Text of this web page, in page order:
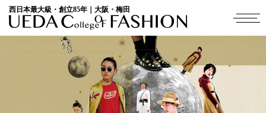
西日本最大級・創立85年｜大阪・梅田